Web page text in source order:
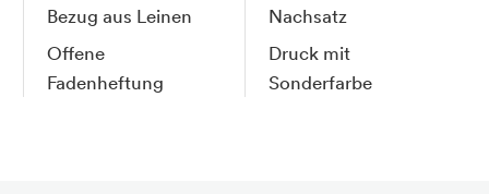
Bezug aus Leinen
Offene
Fadenheftung
Nachsatz
Druck mit
Sonderfarbe